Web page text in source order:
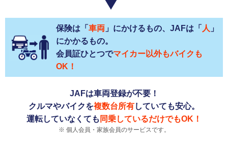
保険は「車両 」にかけるもの、JAFは「 人 」
にかかるもの。
会員証ひとつでマイカー以外もバイクも
OK！
JAFは車両登録が不要！
クルマやバイクを複数台所有していても安心。
運転していなくても 同乗しているだけでもOK！
個人会員・家族会員のサービスです。